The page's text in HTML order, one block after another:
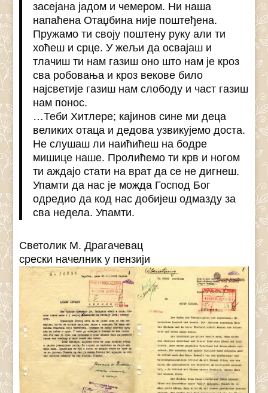
засејана јадом и чемером. Ни наша
напаћена Отаџбина није поштеђена.
Пружамо ти своју поштену руку али ти
хоћеш и срце. У жељи да освајаш и
тлачиш ти нам газиш оно што нам је кроз
сва робовања и кроз векове било
најсветије газиш нам слободу и част газиш
нам понос.
…Теби Хитлере; кајинов сине ми деца
великих отаца и дедова узвикујемо доста.
Не слушаш ли наићићеш на бодре
мишице наше. Пролићемо ти крв и ногом
ти аждајо стати на врат да се не дигнеш.
Упамти да нас је можда Господ Бог
одредио да код нас добијеш одмазду за
сва недела. Упамти.
Светолик М. Драгачевац
срески начелник у пензији